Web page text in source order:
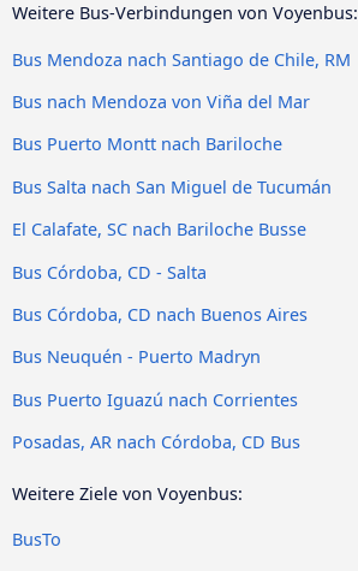
Weitere Bus-Verbindungen von Voyenbus:
Bus Mendoza nach Santiago de Chile, RM
Bus nach Mendoza von Viña del Mar
Bus Puerto Montt nach Bariloche
Bus Salta nach San Miguel de Tucumán
El Calafate, SC nach Bariloche Busse
Bus Córdoba, CD - Salta
Bus Córdoba, CD nach Buenos Aires
Bus Neuquén - Puerto Madryn
Bus Puerto Iguazú nach Corrientes
Posadas, AR nach Córdoba, CD Bus
Weitere Ziele von Voyenbus:
BusTo